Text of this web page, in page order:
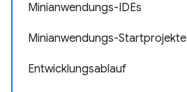
Minianwendungs-IDEs
Minianwendungs-Startprojekte
Entwicklungsablauf